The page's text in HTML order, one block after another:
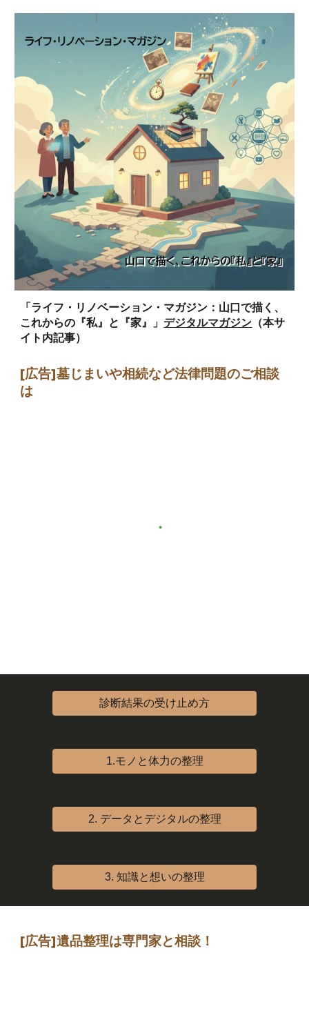
「ライフ・リノベーション・マガジン：山口で描く、
これからの『私』と『家』」 デジタルマガジン （本サ
イト内記事）
[広告]墓じまいや相続など法律問題のご相談
は
診断結果の受け止め方
1.モノと体力の整理
2. データとデジタルの整理
3. 知識と想いの整理
[広告]遺品整理は専門家と相談 ！